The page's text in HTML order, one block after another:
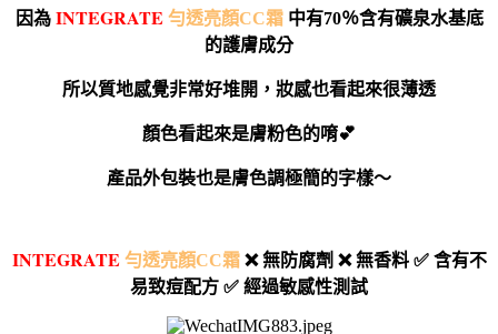
因為 INTEGRATE 勻透亮顏CC霜 中有70％含有礦泉水基底
的護膚成分
所以質地感覺非常好堆開，妝感也看起來很薄透
顏色看起來是膚粉色的唷💕
產品外包裝也是膚色調極簡的字樣～
INTEGRATE 勻透亮顏CC霜❌ 無防腐劑 ❌ 無香料 ✅ 含有不
易致痘配方 ✅ 經過敏感性測試